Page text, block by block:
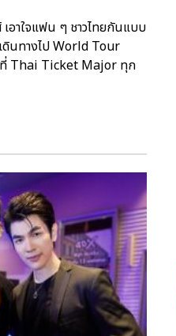
อาใจแฟน ๆ ชาวไทยกันแบบ
นทางไป World Tour
ที่ Thai Ticket Major ทุก